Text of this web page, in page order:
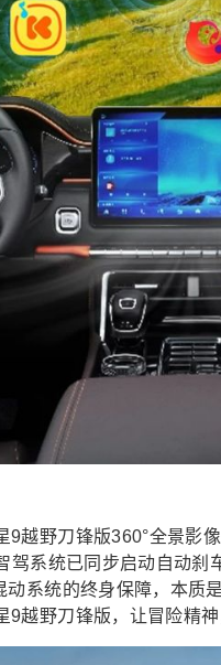
9越野刀锋版360°全景影
驾系统已同步启动自动
系统的终身保障，本质
越野刀锋版，让冒险精神